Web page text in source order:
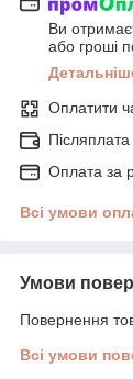
Ви
або гроші
Оплатити
Післяплата
Оплата за
Всі умови
Умови
Повернення
Всі умови